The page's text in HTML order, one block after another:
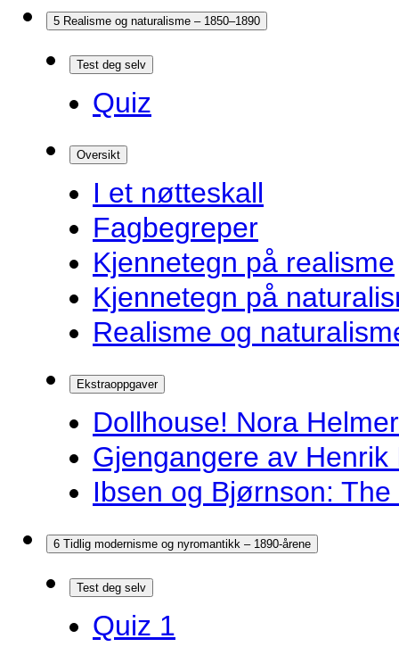
5 Realisme og naturalisme – 1850–1890
Test deg selv
Quiz
Oversikt
I et nøtteskall
Fagbegreper
Kjennetegn på realisme
Kjennetegn på
Realisme og
Ekstraoppgaver
Dollhouse! Nora
Gjengangere av
Ibsen og Bjørnson:
6 Tidlig modernisme og nyromantikk – 1890-årene
Test deg selv
Quiz 1